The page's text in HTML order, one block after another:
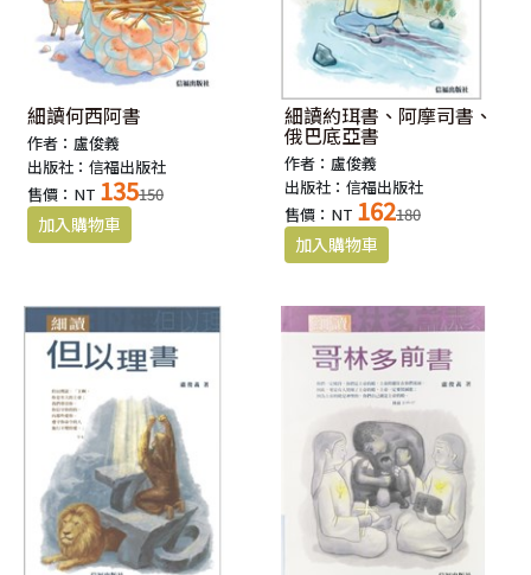
細讀何西阿書
作者：盧俊義
出版社：信福出版社
售價：NT 135150
細讀約珥書、阿摩司書、
俄巴底亞書
作者：盧俊義
出版社：信福出版社
售價：NT 162180